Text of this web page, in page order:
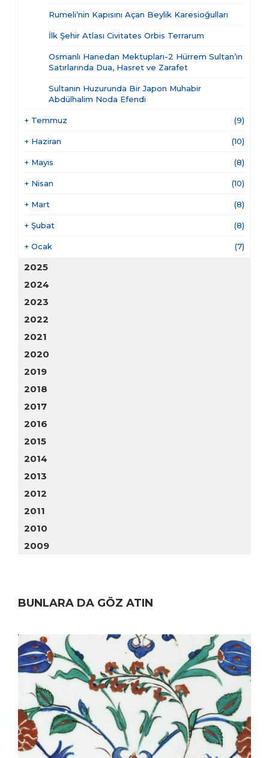
Rumeli’nin Kapısını Açan Beylik Karesioğulları
İlk Şehir Atlası Civitates Orbis Terrarum
Osmanlı Hanedan Mektupları-2 Hürrem Sultan’ın
Satırlarında Dua, Hasret ve Zarafet
Sultanın Huzurunda Bir Japon Muhabir
Abdülhalim Noda Efendi
+ Temmuz (9)
+ Haziran (10)
+ Mayıs (8)
+ Nisan (10)
+ Mart (8)
+ Şubat (8)
+ Ocak (7)
2025
2024
2023
2022
2021
2020
2019
2018
2017
2016
2015
2014
2013
2012
2011
2010
2009
BUNLARA DA GÖZ ATIN